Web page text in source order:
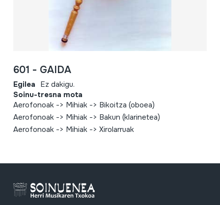
601 - GAIDA
Egilea Ez dakigu.
Soinu-tresna mota
Aerofonoak -> Mihiak -> Bikoitza (oboea)
Aerofonoak -> Mihiak -> Bakun (klarinetea)
Aerofonoak -> Mihiak -> Xirolarruak